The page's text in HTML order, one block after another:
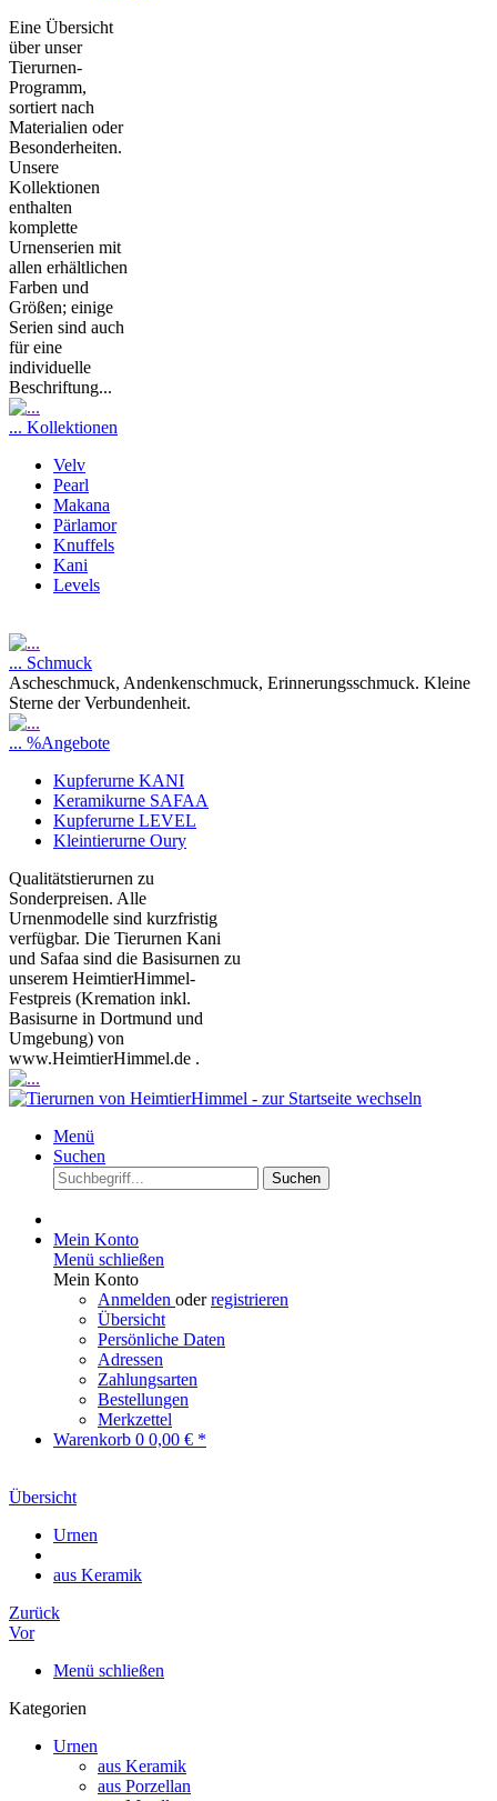
Eine Übersicht
über unser
Tierurnen-
Programm,
sortiert nach
Materialien oder
Besonderheiten.
Unsere
Kollektionen
enthalten
komplette
Urnenserien mit
allen erhältlichen
Farben und
Größen; einige
Serien sind auch
für eine
individuelle
Beschriftung...
... Kollektionen
Velv
Pearl
Makana
Pärlamor
Knuffels
Kani
Levels
... Schmuck
Ascheschmuck, Andenkenschmuck, Erinnerungsschmuck. Kleine
Sterne der Verbundenheit.
... %Angebote
Kupferurne KANI
Keramikurne SAFAA
Kupferurne LEVEL
Kleintierurne Oury
Qualitätstierurnen zu
Sonderpreisen. Alle
Urnenmodelle sind kurzfristig
verfügbar. Die Tierurnen Kani
und Safaa sind die Basisurnen zu
unserem HeimtierHimmel-
Festpreis (Kremation inkl.
Basisurne in Dortmund und
Umgebung) von
www.HeimtierHimmel.de .
Menü
Suchen
Suchen
Mein Konto
Menü schließen
Mein Konto
Anmelden oderregistrieren
Übersicht
Persönliche Daten
Adressen
Zahlungsarten
Bestellungen
Merkzettel
Warenkorb 0 0,00 € *
Übersicht
Urnen
aus Keramik
Zurück
Vor
Menü schließen
Kategorien
Urnen
aus Keramik
aus Porzellan